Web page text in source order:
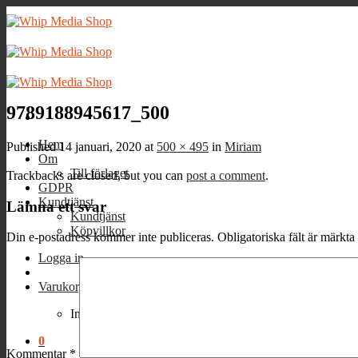
Skip
to
Hem
Om
Till förlaget
GDPR
Kundtjänst
Kundtjänst
Köpvillkor
Logga in
Varukorg /
Inga produkter i varukorgen.
0
9789188945617_500
Published14 januari, 2020 at 500 × 495 in Miriam
Trackbacks are closed, but you can post a comment.
Lämna ett svar
Din e-postadress kommer inte publiceras. Obligatoriska fält är märkta
Kommentar *